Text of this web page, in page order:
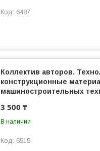
6487
Коллектив авторов.
конструкционные
машиностроительных
3 500 ₸
В наличии
6515